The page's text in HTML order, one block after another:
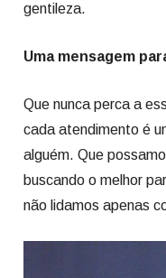
gentileza.
Uma mensagem
Que nunca perca a
cada atendimento é
alguém. Que
buscando o melhor
não lidamos apenas